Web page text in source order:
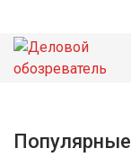
НОВОСТИ